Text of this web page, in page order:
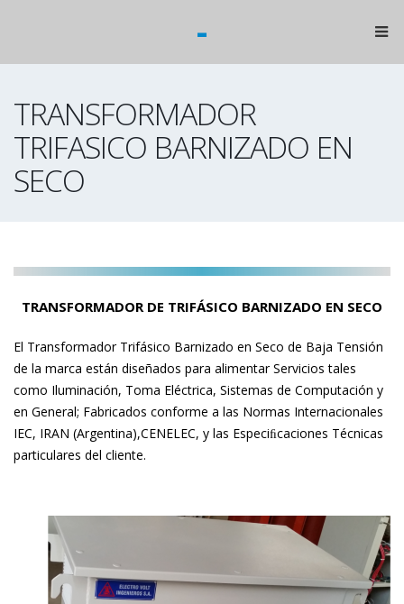
-
TRANSFORMADOR
TRIFASICO BARNIZADO EN
SECO
TRANSFORMADOR DE TRIFÁSICO BARNIZADO EN SECO
El Transformador Trifásico Barnizado en Seco de Baja Tensión
de la marca están diseñados para alimentar Servicios tales
como Iluminación, Toma Eléctrica, Sistemas de Computación y
en General; Fabricados conforme a las Normas Internacionales
IEC, IRAN (Argentina),CENELEC, y las Especiﬁcaciones Técnicas
particulares del cliente.